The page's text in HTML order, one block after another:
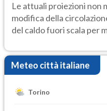
Le attuali proiezioni non
modifica della
del caldo fuori scala per
Meteo città italiane
Torino